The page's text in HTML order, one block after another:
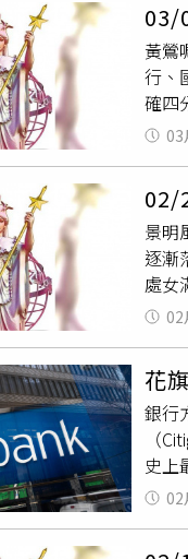
轉乾
安，
厚積
輕騎
手同
金
驚
鬆泛
才，
下，
下旬
魔。
後主
入庫
虛實
船撐
火
然。
太陽
一片
的工
03/
黃鶯
行、
確四
圍繞
為
想衣
財運
月，
梭哈
逆行
為
座東
海相
迴
偏財
思考
異。
逐漸
03
02/
景明
逐漸
處女
極，
男
顏如
一團
離
同移
求有
此
香
02
花
銀行
（
史上
根據
額
02